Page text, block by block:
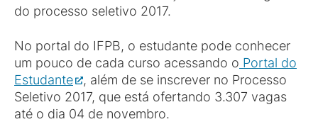
do processo seletivo 2017.
No portal do IFPB, o estudante pode conhecer
um pouco de cada curso acessando o Portal do
Estudante
, além de se inscrever no Processo
Seletivo 2017, que está ofertando 3.307 vagas
até o dia 04 de novembro.